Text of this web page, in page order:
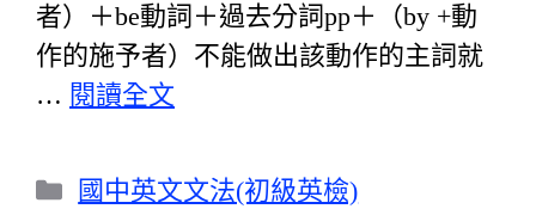
者）＋be動詞＋過去分詞pp＋（by +動
作的施予者）不能做出該動作的主詞就
… 閱讀全文
分
國中英文文法(初級英檢)